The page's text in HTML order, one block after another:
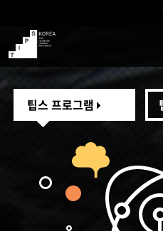
TIPS
팁스 프로그램